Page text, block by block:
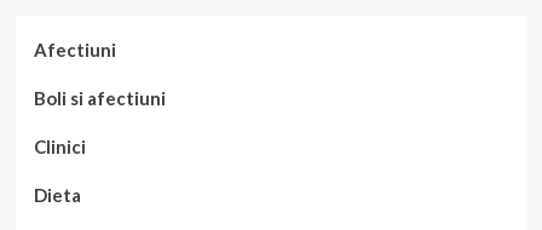
Afectiuni
Boli si afectiuni
Clinici
Dieta